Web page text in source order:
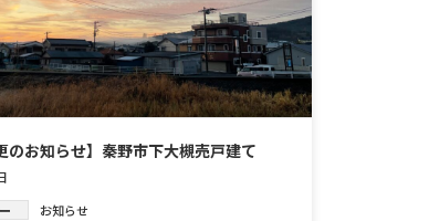
のお知らせ】秦野市下大槻売戸建て
お知らせ